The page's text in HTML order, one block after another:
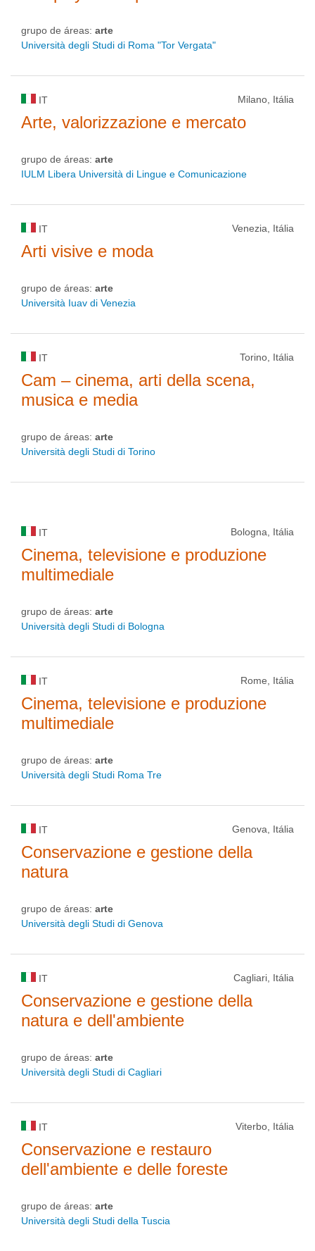
grupo de áreas: arte
Università degli Studi di Roma "Tor Vergata"
IT Milano, Itália
Arte, valorizzazione e mercato
grupo de áreas: arte
IULM Libera Università di Lingue e Comunicazione
IT Venezia, Itália
Arti visive e moda
grupo de áreas: arte
Università Iuav di Venezia
IT Torino, Itália
Cam – cinema, arti della scena,
musica e media
grupo de áreas: arte
Università degli Studi di Torino
IT Bologna, Itália
Cinema, televisione e produzione
multimediale
grupo de áreas: arte
Università degli Studi di Bologna
IT Rome, Itália
Cinema, televisione e produzione
multimediale
grupo de áreas: arte
Università degli Studi Roma Tre
IT Genova, Itália
Conservazione e gestione della
natura
grupo de áreas: arte
Università degli Studi di Genova
IT Cagliari, Itália
Conservazione e gestione della
natura e dell'ambiente
grupo de áreas: arte
Università degli Studi di Cagliari
IT Viterbo, Itália
Conservazione e restauro
dell'ambiente e delle foreste
grupo de áreas: arte
Università degli Studi della Tuscia